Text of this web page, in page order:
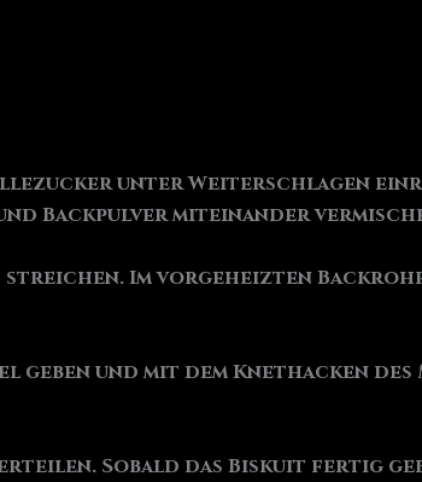
unter Weiterschlagen
Backpulver miteinander
Im vorgeheizten Backrohr
und mit dem Knethacken
Sobald das Biskuit fertig